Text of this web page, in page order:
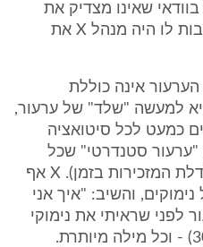
שאינו מצדיק את
השכר המלא שהיה מקום לגבות לו היה מנהל X את
אינה כוללת
למעשה "שלד" של ערעור,
כמעט לכל סיטואציה
"ערעור סטנדרטי" שכל
מטרתו היא להיכנס מבעד לדלת המזכירות בזמן). X אף
והשיב: "איך אני
לפני שראיתי את נימוקי
הועדה?" (עמ' 21 שורה 30-31) - וכל מילה מיותרת.